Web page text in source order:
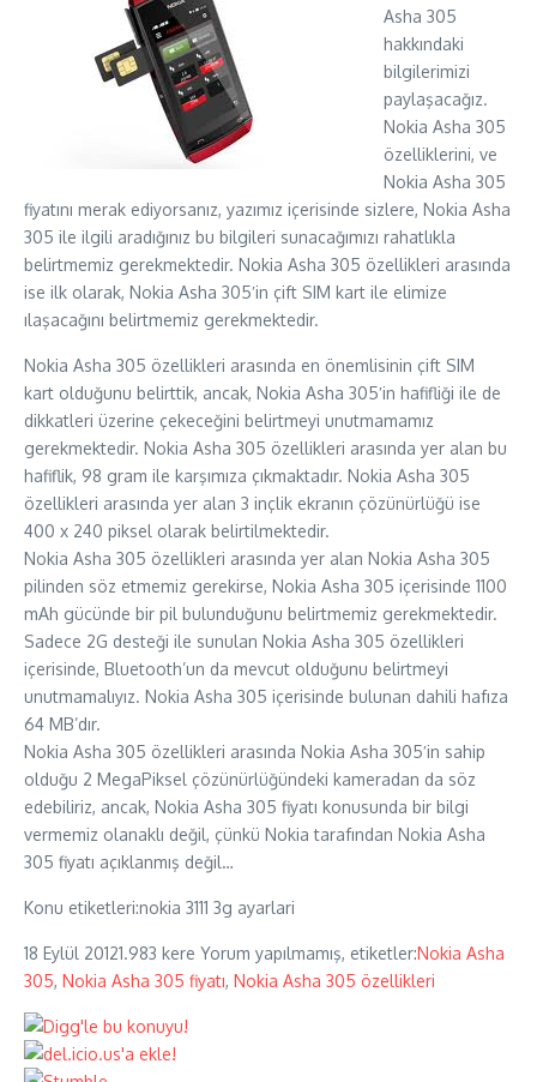
Asha 305
hakkındaki
bilgilerimizi
paylaşacağız.
Nokia Asha 305
özelliklerini, ve
Nokia Asha 305
fiyatını merak ediyorsanız, yazımız içerisinde sizlere, Nokia Asha
305 ile ilgili aradığınız bu bilgileri sunacağımızı rahatlıkla
belirtmemiz gerekmektedir. Nokia Asha 305 özellikleri arasında
ise ilk olarak, Nokia Asha 305′in çift SIM kart ile elimize
ılaşacağını belirtmemiz gerekmektedir.
Nokia Asha 305 özellikleri arasında en önemlisinin çift SIM
kart olduğunu belirttik, ancak, Nokia Asha 305′in hafifliği ile de
dikkatleri üzerine çekeceğini belirtmeyi unutmamamız
gerekmektedir. Nokia Asha 305 özellikleri arasında yer alan bu
hafiflik, 98 gram ile karşımıza çıkmaktadır. Nokia Asha 305
özellikleri arasında yer alan 3 inçlik ekranın çözünürlüğü ise
400 x 240 piksel olarak belirtilmektedir.
Nokia Asha 305 özellikleri arasında yer alan Nokia Asha 305
pilinden söz etmemiz gerekirse, Nokia Asha 305 içerisinde 1100
mAh gücünde bir pil bulunduğunu belirtmemiz gerekmektedir.
Sadece 2G desteği ile sunulan Nokia Asha 305 özellikleri
içerisinde, Bluetooth’un da mevcut olduğunu belirtmeyi
unutmamalıyız. Nokia Asha 305 içerisinde bulunan dahili hafıza
64 MB’dır.
Nokia Asha 305 özellikleri arasında Nokia Asha 305′in sahip
olduğu 2 MegaPiksel çözünürlüğündeki kameradan da söz
edebiliriz, ancak, Nokia Asha 305 fiyatı konusunda bir bilgi
vermemiz olanaklı değil, çünkü Nokia tarafından Nokia Asha
305 fiyatı açıklanmış değil…
Konu etiketleri:nokia 3111 3g ayarlari
18 Eylül 20121.983 kere Yorum yapılmamış, etiketler:Nokia Asha
305, Nokia Asha 305 fiyatı, Nokia Asha 305 özellikleri